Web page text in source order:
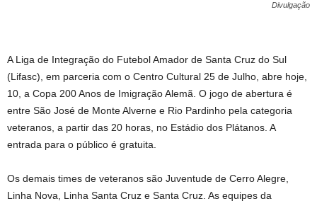
Divulgação
A Liga de Integração do Futebol Amador de Santa Cruz do Sul
(Lifasc), em parceria com o Centro Cultural 25 de Julho, abre hoje,
10, a Copa 200 Anos de Imigração Alemã. O jogo de abertura é
entre São José de Monte Alverne e Rio Pardinho pela categoria
veteranos, a partir das 20 horas, no Estádio dos Plátanos. A
entrada para o público é gratuita.
Os demais times de veteranos são Juventude de Cerro Alegre,
Linha Nova, Linha Santa Cruz e Santa Cruz. As equipes da